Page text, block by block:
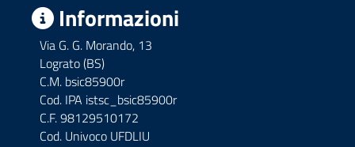
Informazioni
Via G. G. Morando, 13
Lograto (BS)
C.M. bsic85900r
Cod. IPA istsc_bsic85900r
C.F. 98129510172
Cod. Univoco UFDLIU